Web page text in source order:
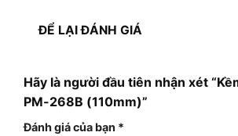
ĐỂ LẠI ĐÁNH GIÁ
Hãy là người đầu tiên nhận xét
PM-268B (110mm)”
Đánh giá của bạn *